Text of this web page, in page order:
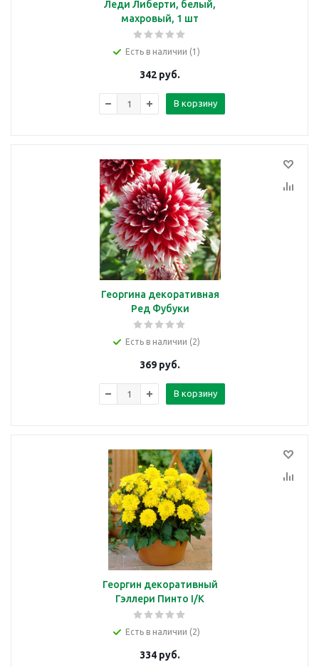
Леди Либерти, белый,
махровый, 1 шт
Есть в наличии (1)
342 руб.
В корзину
Георгина декоративная
Ред Фубуки
Есть в наличии (2)
369 руб.
В корзину
Георгин декоративный
Гэллери Пинто I/К
Есть в наличии (2)
334 руб.